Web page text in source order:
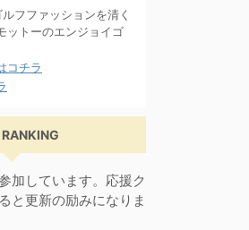
フファッションを清く
ットーのエンジョイゴ
コチラ
加しています。応援ク
と更新の励みになりま